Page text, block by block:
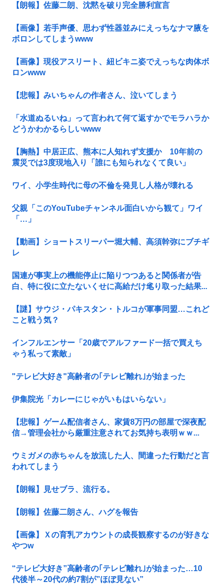
【朗報】佐藤二朗、沈黙を破り完全勝利宣言
【画像】若手声優、思わず性器並みにえっちなナマ腋を
ボロンしてしまうwww
【画像】現役アスリート、紐ビキニ姿でえっちな肉体ボ
ロンwww
【悲報】みいちゃんの作者さん、泣いてしまう
「水道ぬるいね」って言われて何て返すかでモラハラか
どうかわかるらしいwww
【胸熱】中居正広、熊本に人知れず支援か 10年前の
震災では3度現地入り「誰にも知られなくて良い」
ワイ、小学生時代に母の不倫を発見し人格が壊れる
父親「このYouTubeチャンネル面白いから観て」ワイ
「…」
【動画】ショートスリーパー堀大輔、高須幹弥にブチギ
レ
国連が事実上の機能停止に陥りつつあると関係者が告
白、特に役に立たないくせに高給だけ毟り取った結果...
【謎】サウジ・パキスタン・トルコが軍事同盟…これど
こと戦う気？
インフルエンサー「20歳でアルファード一括で買えち
ゃう私って素敵」
"テレビ大好き"高齢者の｢テレビ離れ｣が始まった
伊集院光「カレーにじゃがいもはいらない」
【悲報】ゲーム配信者さん、家賃8万円の部屋で深夜配
信→管理会社から厳重注意されてお気持ち表明ｗｗ...
ウミガメの赤ちゃんを放流した人、間違った行動だと言
われてしまう
【朗報】見せブラ、流行る。
【朗報】佐藤二朗さん、ハグを報告
【画像】Ｘの育乳アカウントの成長観察するのが好きな
やつw
“テレビ大好き”高齢者の｢テレビ離れ｣が始まった…10
代後半～20代の約7割が”ほぼ見ない”